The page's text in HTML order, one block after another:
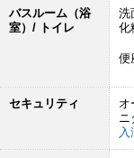
バスルーム（浴
室）/ トイレ
洗
化
便
セキュリティ オ
ニ
入